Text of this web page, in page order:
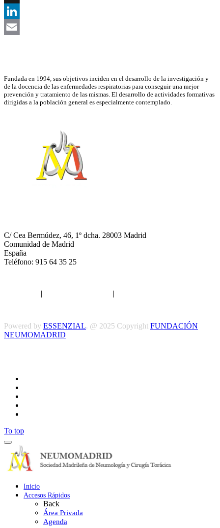
X
LinkedIn
Fundada en 1994, sus objetivos inciden en el desarrollo de la investigación y
de la docencia de las enfermedades respiratorias para conseguir una mejor
prevención y tratamiento de las mismas. El desarrollo de actividades formativas
dirigidas a la población general es especialmente contemplado.
C/ Cea Bermúdez, 46, 1º dcha. 28003 Madrid
Comunidad de Madrid
España
Teléfono: 915 64 35 25
| | |
Powered by ESSENZIAL. @ 2025 Copyright FUNDACIÓN
NEUMOMADRID
To top
Inicio
Accesos Rápidos
Back
Área Privada
Agenda